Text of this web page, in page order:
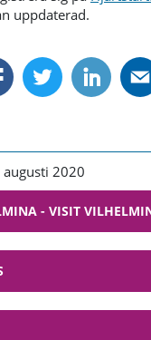
uppdaterad.
2020
- VISIT